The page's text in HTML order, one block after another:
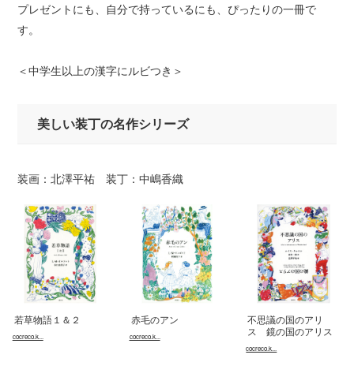
プレゼントにも、自分で持っているにも、ぴったりの一冊で
す。
＜中学生以上の漢字にルビつき＞
美しい装丁の名作シリーズ
装画：北澤平祐 装丁：中嶋香織
若草物語１＆２
cocreco.k...
赤毛のアン
cocreco.k...
不思議の国のアリ
ス 鏡の国のアリス
cocreco.k...